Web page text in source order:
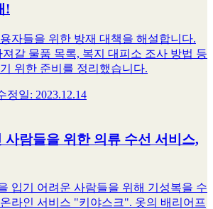
!
자들을 위한 방재 대책을 해설합니다.
갈 물품 목록, 복지 대피소 조사 방법 등
위한 준비를 정리했습니다.
정일: 2023.12.14
사람들을 위한 의류 수선 서비스,
입기 어려운 사람들을 위해 기성복을 수
라인 서비스 "키야스크". 옷의 배리어프